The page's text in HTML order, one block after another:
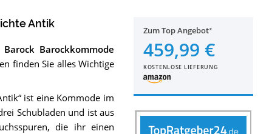
Zum Top Angebot
459,99 €
KOSTENLOSE LIEFERUNG
Antik
Barock Barockkommode
finden Sie alles Wichtige
ist eine Kommode im
Schubladen und ist aus
die ihr einen